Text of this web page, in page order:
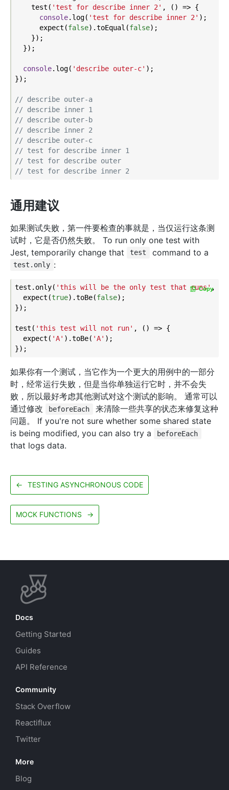
    test(
'test for describe inner 2' , () => {
console.log( 'test for describe inner 2' );
      expect(
false).toEqual(false);
    });
  });
console.log( 'describe outer-c' );
});
// describe outer-a
// describe inner 1
// describe outer-b
// describe inner 2
// describe outer-c
// test for describe inner 1
// test for describe outer
// test for describe inner 2
通用建议
如果测试失败，第一件要检查的事就是，当仅运行这条测
试时，它是否仍然失败。 To run only one test with
Jest, temporarily change that
test command to a
test.only :
test.only( 'this will be the only test that runs', ()
  expect(
true).toBe(false);
});
test( 'this test will not run' , () => {
  expect(
'A' ).toBe( 'A' );
Copy
如果你有一个测试，当它作为一个更大的用例中的一部分
时，经常运行失败，但是当你单独运行它时，并不会失
败，所以最好考虑其他测试对这个测试的影响。 通常可以
通过修改
beforeEach
来清除一些共享的状态来修复这种
问题。 If you're not sure whether some shared state
is being modified, you can also try a
beforeEach
that logs data.
← TESTING ASYNCHRONOUS CODE
MOCK FUNCTIONS →
Docs
Getting Started
Guides
API Reference
Community
Stack Overflow
Reactiflux
Twitter
More
Blog